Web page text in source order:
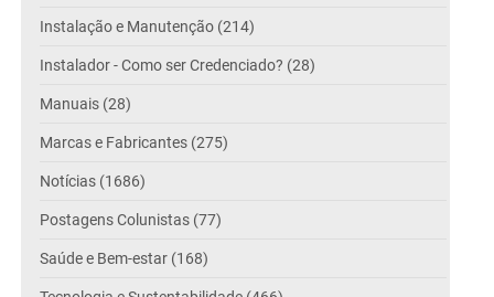
Instalação e Manutenção (214)
Instalador - Como ser Credenciado? (28)
Manuais (28)
Marcas e Fabricantes (275)
Notícias (1686)
Postagens Colunistas (77)
Saúde e Bem-estar (168)